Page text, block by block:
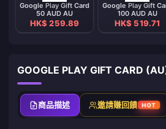
Google Play Gift Card
50 AUD AU
HK$ 259.89
Google Play Gift
100 AUD AU
HK$ 519.71
GOOGLE PLAY GIFT CARD
商品描述 邀請賺回饋 HOT